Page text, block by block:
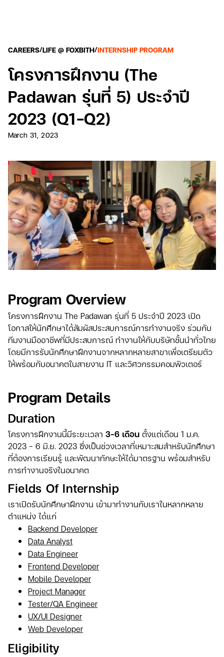
CAREERS/LIFE @ FOXBITH/INTERNSHIP PROGRAM
โครงการฝึกงาน (The
Padawan รุ่นที่ 5) ประจำปี
2023 (Q1-Q2)
March 31, 2023
Program Overview
โครงการฝึกงาน The Padawan รุ่นที่ 5 ประจำปี 2023 เปิด
โอกาสให้นักศึกษาได้สัมผัสประสบการณ์การทำงานจริง ร่วมกับ
ทีมงานมืออาชีพที่มีประสบการณ์ ทำงานให้กับบริษัทชั้นนำทั่วไทย
โดยมีการรับนักศึกษาฝึกงานจากหลากหลายสาขาเพื่อเตรียมตัว
ให้พร้อมกับอนาคตในสายงาน IT และวิศวกรรมคอมพิวเตอร์
Program Details
Duration
โครงการฝึกงานนี้มีระยะเวลา 3-6 เดือน ตั้งแต่เดือน 1 ม.ค.
2023 - 6 มิ.ย. 2023 ซึ่งเป็นช่วงเวลาที่เหมาะสมสำหรับนักศึกษา
ที่ต้องการเรียนรู้ และพัฒนาทักษะให้ได้มาตรฐาน พร้อมสำหรับ
การทำงานจริงในอนาคต
Fields Of Internship
เราเปิดรับนักศึกษาฝึกงาน เข้ามาทำงานกับเราในหลากหลาย
ตำแหน่ง ได้แก่
Backend Developer
Data Analyst
Data Engineer
Frontend Developer
Mobile Developer
Project Manager
Tester/QA Engineer
UX/UI Designer
Web Developer
Eligibility